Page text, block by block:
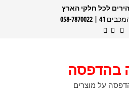
לכל חלקי הארץ
7870022
בהדפסה
על מוצרים